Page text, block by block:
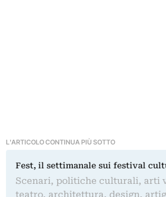
L'ARTICOLO CONTINUA PIÙ SOTTO
Fest, il settimanale sui festival
Scenari, politiche culturali, arti
teatro, architettura, design,